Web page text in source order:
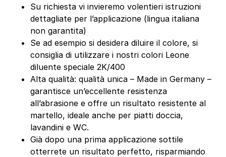
Su richiesta vi invieremo volentieri istruzioni
dettagliate per l’applicazione (lingua italiana
non garantita)
Se ad esempio si desidera diluire il colore, si
consiglia di utilizzare i nostri colori Leone
diluente speciale 2K/400
Alta qualità: qualità unica – Made in Germany –
garantisce un’eccellente resistenza
all’abrasione e offre un risultato resistente al
martello, ideale anche per piatti doccia,
lavandini e WC.
Già dopo una prima applicazione sottile
otterrete un risultato perfetto, risparmiando